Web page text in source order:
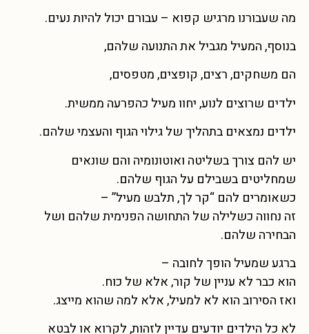
מה שעבורנו מרגיש קפוא – עבורם יכול להיות נעים.
בנוסף, המעיל מגביל את התנועה שלהם,
הם משחקים, רצים, קופצים, מטפסים,
ילדים שרוצים לנוע, יחוו מעיל כהפרעה ממשית.
ילדים נמצאים בתהליך של גילוי הגוף והעצמי שלהם.
יש להם צורך בשליטה ואוטונומיה והם שונאים
שמחליטים בשבילם על הגוף שלהם.
כשאומרים להם “קר לך, תלבש מעיל” –
זה נחווה כשלילה של התחושה הפנימית שלהם ושל
הבחירה שלהם.
ברגע שמעיל הופך לחובה –
הוא כבר לא עניין של קור, אלא של כוח.
ואז הסירוב הוא לא למעיל, אלא למה שהוא מייצג.
לא כל הילדים יודעים עדיין לזהות, לקרוא או לבטא